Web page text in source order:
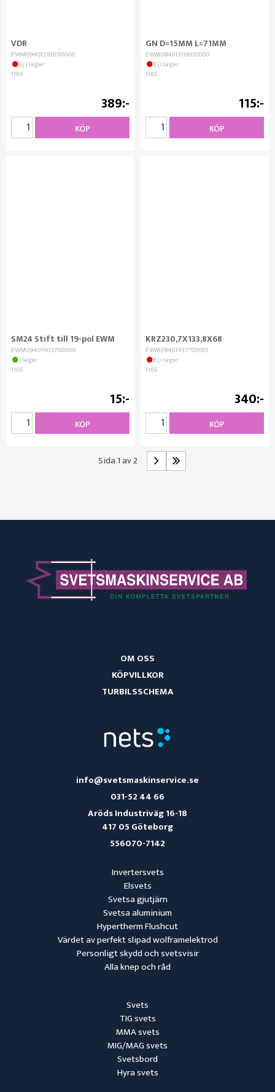
VDR
EWM09401289100000
Ej i lager
1165
389
KÖP
GN D=15MM L=71MM
EWM09401310600000
Ej i lager
1165
115
KÖP
SM24 Stift till 19-pol EWM
EWM09401403700000
I lager
1165
15
KÖP
KRZ230,7X133,8X68
EWM09401437700001
Ej i lager
1165
340
KÖP
Sida 1 av 2
Svets
TIG svets
MMA svets
MIG/MAG svets
Svetsbord
Hyra svets
Invertersvets
Elsvets
Svetsa gjutjärn
Svetsa aluminium
Hypertherm Flushcut
Värdet av perfekt slipad wolframelektrod
Personligt skydd och svetsvisir
Alla knep och råd
info@svetsmaskinservice.se
031-52 44 66
Aröds Industriväg 16-18
417 05 Göteborg
556070-7142
OM OSS
KÖPVILLKOR
TURBILSSCHEMA